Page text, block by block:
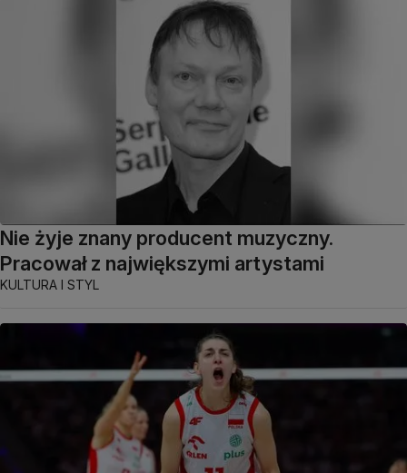
Nie żyje znany producent muzyczny.
Pracował z największymi artystami
KULTURA I STYL